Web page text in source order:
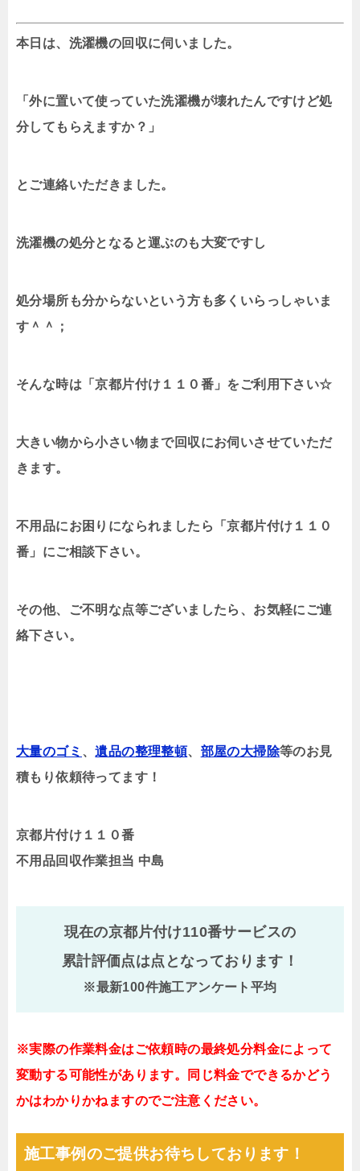
本日は、洗濯機の回収に伺いました。
「外に置いて使っていた洗濯機が壊れたんですけど処
分してもらえますか？」
とご連絡いただきました。
洗濯機の処分となると運ぶのも大変ですし
処分場所も分からないという方も多くいらっしゃいま
す＾＾；
そんな時は「京都片付け１１０番」をご利用下さい☆
大きい物から小さい物まで回収にお伺いさせていただ
きます。
不用品にお困りになられましたら「京都片付け１１０
番」にご相談下さい。
その他、ご不明な点等ございましたら、お気軽にご連
絡下さい。
大量のゴミ 、遺品の整理整頓、 部屋の大掃除等のお見
積もり依頼待ってます！
京都片付け１１０番
不用品回収作業担当 中島
現在の京都片付け110番サービスの
累計評価点は点となっております！
※最新100件施工アンケート平均
※実際の作業料金はご依頼時の最終処分料金によって
変動する可能性があります。同じ料金でできるかどう
かはわかりかねますのでご注意ください。
施工事例のご提供お待ちしております！